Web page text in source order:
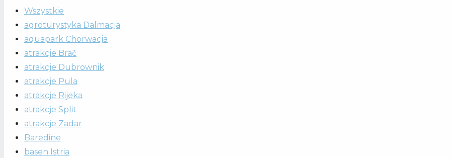
Wszystkie
agroturystyka Dalmacja
aquapark Chorwacja
atrakcje Brač
atrakcje Dubrownik
atrakcje Pula
atrakcje Rijeka
atrakcje Split
atrakcje Zadar
Baredine
basen Istria